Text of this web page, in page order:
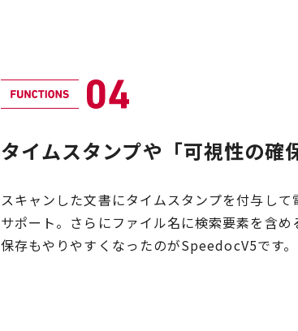
タイムスタンプや「可視性の確
スキャンした文書にタイムスタンプを付与し
サポート。さらにファイル名に検索要素を含
保存もやりやすくなったのがSpeedocV5です。